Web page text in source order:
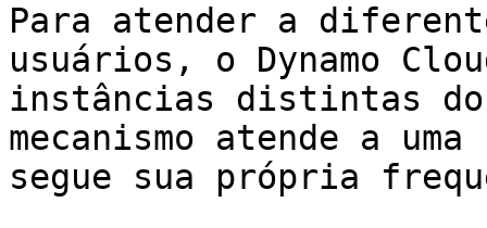
Para atender a
usuários, o Dynamo
instâncias distintas do
mecanismo atende a
segue sua própria